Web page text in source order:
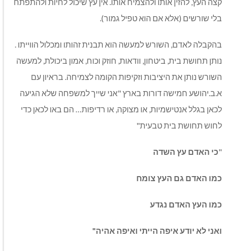
בלי שורשים (אלא אם הוא טפיל גמור).
בהקבלה לאדם, השורש למעשה הוא תבנית זהותו ומכלול הווייתו .
נותן תחושת בית, ביטחון, וודאות, חוזק וכוח, אמון ביכולת, למעשה
השורש נותן את היציבות וזקיפות הקומה לצמיחה. בראיון עם
א.ב.יהושע חמישה דורות בארץ "אני שייך למשפחה שלא הגיעה
לכאן בגלל אנטישמיות, או מצוקה, או רדיפות… הם באו לכאן כדי
לחוש תחושת בית טבעית"
"כי האדם עץ השדה
כמו האדם גם העץ צומח
כמו העץ האדם נגדע
ואני לא יודע איפה הייתי ואיפה אהיה"